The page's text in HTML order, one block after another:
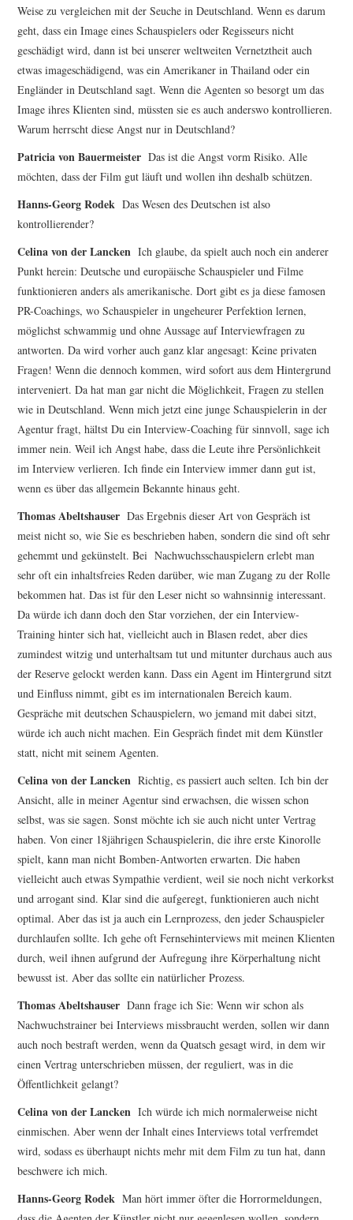
Weise zu vergleichen mit der Seuche in Deutschland. Wenn es darum
geht, dass ein Image eines Schauspielers oder Regisseurs nicht
geschädigt wird, dann ist bei unserer weltweiten Vernetztheit auch
etwas imageschädigend, was ein Amerikaner in Thailand oder ein
Engländer in Deutschland sagt. Wenn die Agenten so besorgt um das
Image ihres Klienten sind, müssten sie es auch anderswo kontrollieren.
Warum herrscht diese Angst nur in Deutschland?
Patricia von Bauermeister Das ist die Angst vorm Risiko. Alle
möchten, dass der Film gut läuft und wollen ihn deshalb schützen.
Hanns-Georg Rodek Das Wesen des Deutschen ist also
kontrollierender?
Celina von der Lancken Ich glaube, da spielt auch noch ein anderer
Punkt herein: Deutsche und europäische Schauspieler und Filme
funktionieren anders als amerikanische. Dort gibt es ja diese famosen
PR-Coachings, wo Schauspieler in ungeheurer Perfektion lernen,
möglichst schwammig und ohne Aussage auf Interviewfragen zu
antworten. Da wird vorher auch ganz klar angesagt: Keine privaten
Fragen! Wenn die dennoch kommen, wird sofort aus dem Hintergrund
interveniert. Da hat man gar nicht die Möglichkeit, Fragen zu stellen
wie in Deutschland. Wenn mich jetzt eine junge Schauspielerin in der
Agentur fragt, hältst Du ein Interview-Coaching für sinnvoll, sage ich
immer nein. Weil ich Angst habe, dass die Leute ihre Persönlichkeit
im Interview verlieren. Ich finde ein Interview immer dann gut ist,
wenn es über das allgemein Bekannte hinaus geht.
Thomas Abeltshauser Das Ergebnis dieser Art von Gespräch ist
meist nicht so, wie Sie es beschrieben haben, sondern die sind oft sehr
gehemmt und gekünstelt. Bei Nachwuchsschauspielern erlebt man
sehr oft ein inhaltsfreies Reden darüber, wie man Zugang zu der Rolle
bekommen hat. Das ist für den Leser nicht so wahnsinnig interessant.
Da würde ich dann doch den Star vorziehen, der ein Interview-
Training hinter sich hat, vielleicht auch in Blasen redet, aber dies
zumindest witzig und unterhaltsam tut und mitunter durchaus auch aus
der Reserve gelockt werden kann. Dass ein Agent im Hintergrund sitzt
und Einfluss nimmt, gibt es im internationalen Bereich kaum.
Gespräche mit deutschen Schauspielern, wo jemand mit dabei sitzt,
würde ich auch nicht machen. Ein Gespräch findet mit dem Künstler
statt, nicht mit seinem Agenten.
Celina von der Lancken Richtig, es passiert auch selten. Ich bin der
Ansicht, alle in meiner Agentur sind erwachsen, die wissen schon
selbst, was sie sagen. Sonst möchte ich sie auch nicht unter Vertrag
haben. Von einer 18jährigen Schauspielerin, die ihre erste Kinorolle
spielt, kann man nicht Bomben-Antworten erwarten. Die haben
vielleicht auch etwas Sympathie verdient, weil sie noch nicht verkorkst
und arrogant sind. Klar sind die aufgeregt, funktionieren auch nicht
optimal. Aber das ist ja auch ein Lernprozess, den jeder Schauspieler
durchlaufen sollte. Ich gehe oft Fernsehinterviews mit meinen Klienten
durch, weil ihnen aufgrund der Aufregung ihre Körperhaltung nicht
bewusst ist. Aber das sollte ein natürlicher Prozess.
Thomas Abeltshauser Dann frage ich Sie: Wenn wir schon als
Nachwuchstrainer bei Interviews missbraucht werden, sollen wir dann
auch noch bestraft werden, wenn da Quatsch gesagt wird, in dem wir
einen Vertrag unterschrieben müssen, der reguliert, was in die
Öffentlichkeit gelangt?
Celina von der Lancken Ich würde ich mich normalerweise nicht
einmischen. Aber wenn der Inhalt eines Interviews total verfremdet
wird, sodass es überhaupt nichts mehr mit dem Film zu tun hat, dann
beschwere ich mich.
Hanns-Georg Rodek Man hört immer öfter die Horrormeldungen,